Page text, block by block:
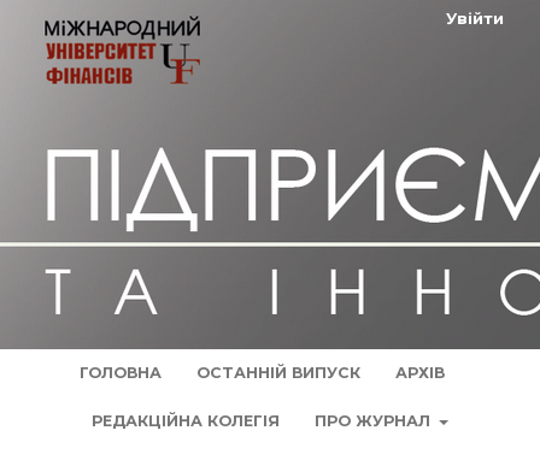
ГОЛОВНА ОСТАННІЙ ВИПУСК АРХІВ
РЕДАКЦІЙНА КОЛЕГІЯ ПРО ЖУРНАЛ
Увійти